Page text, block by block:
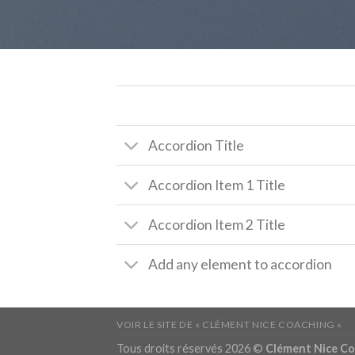
Accordion Title
Accordion Item 1 Title
Accordion Item 2 Title
Add any element to accordion
VOIR LE SITE DE « CLÉMENT NICE COACHING »
Tous droits réservés 2026 © Clément Nice